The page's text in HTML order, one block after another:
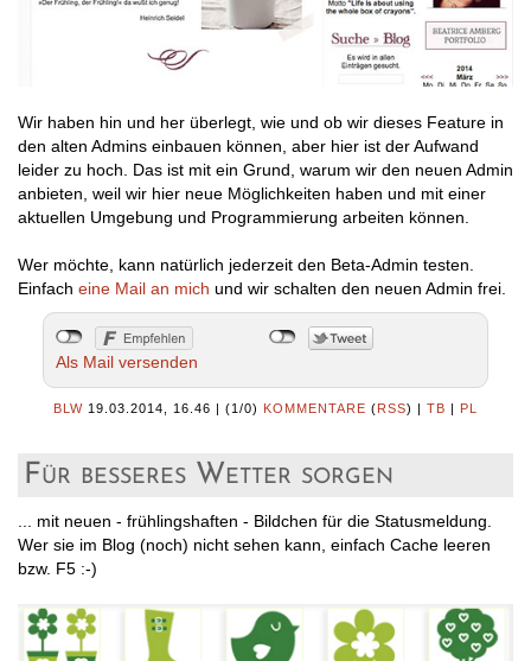
Wir haben hin und her überlegt, wie und ob wir dieses Feature in
den alten Admins einbauen können, aber hier ist der Aufwand
leider zu hoch. Das ist mit ein Grund, warum wir den neuen Admin
anbieten, weil wir hier neue Möglichkeiten haben und mit einer
aktuellen Umgebung und Programmierung arbeiten können.
Wer möchte, kann natürlich jederzeit den Beta-Admin testen.
Einfach eine Mail an mich und wir schalten den neuen Admin frei.
Als Mail versenden
BLW 19.03.2014, 16.46 | (1/0) KOMMENTARE (RSS) | TB | PL
Für besseres Wetter sorgen
... mit neuen - frühlingshaften - Bildchen für die Statusmeldung.
Wer sie im Blog (noch) nicht sehen kann, einfach Cache leeren
bzw. F5 :-)